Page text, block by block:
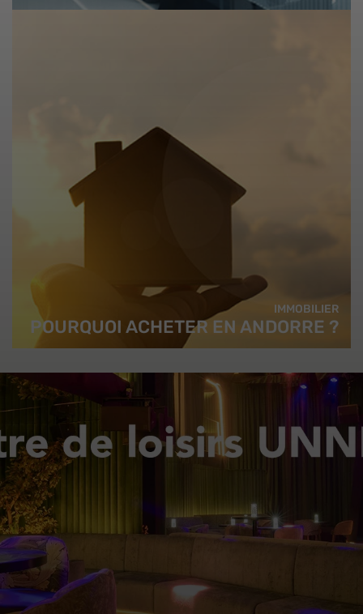
IMMOBILIER
POURQUOI ACHETER EN ANDORRE ?